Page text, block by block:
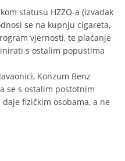
statusu HZZO-a (izvadak
se na kupnju cigareta,
vjernosti, te plaćanje
s ostalim popustima
Konzum Benz
se s ostalim postotnim
fizičkim osobama, a ne